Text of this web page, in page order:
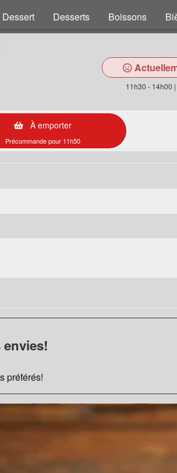
Desserts Boissons
11h30 - 14h00
À emporter
Précommande pour 11h50
préférés!